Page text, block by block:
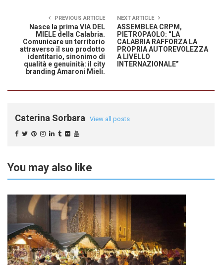
PREVIOUS ARTICLE
Nasce la prima VIA DEL
MIELE della Calabria.
Comunicare un territorio
attraverso il suo prodotto
identitario, sinonimo di
qualità e genuinità: il city
branding Amaroni Mieli.
NEXT ARTICLE
ASSEMBLEA CRPM,
PIETROPAOLO: “LA
CALABRIA RAFFORZA LA
PROPRIA AUTOREVOLEZZA
A LIVELLO
INTERNAZIONALE”
Caterina Sorbara View all posts
You may also like